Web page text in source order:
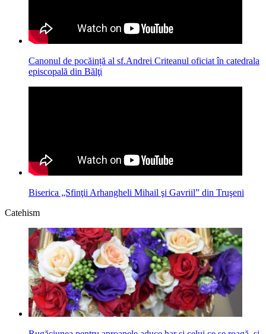
Canonul de pocăință al sf.Andrei Criteanul oficiat în catedrala
episcopală din Bălţi
Biserica „Sfinţii Arhangheli Mihail şi Gavriil” din Truşeni
Catehism